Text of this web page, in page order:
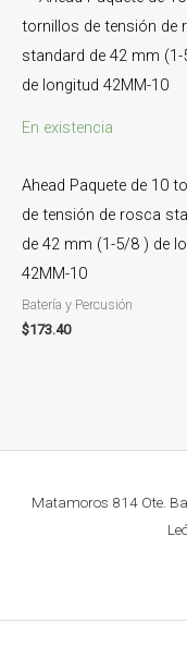
En existencia
Ahead Paquete de 10
de tensión de rosca
de 42 mm (1-5/8 ) de
42MM-10
Batería y Percusión
$173.40
Matamoros 814 Ote.